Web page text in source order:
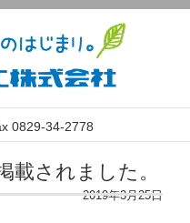
0829-34-2778
載されました。
2019年3月25日